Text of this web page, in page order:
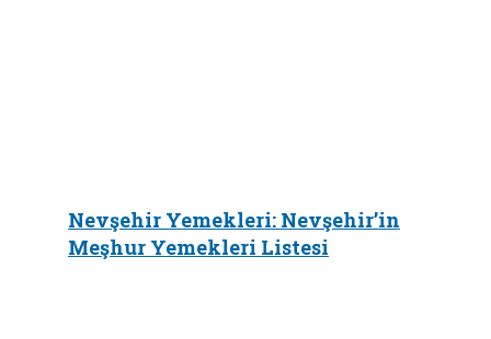
Nevşehir Yemekleri: Nevşehir’in
Meşhur Yemekleri Listesi